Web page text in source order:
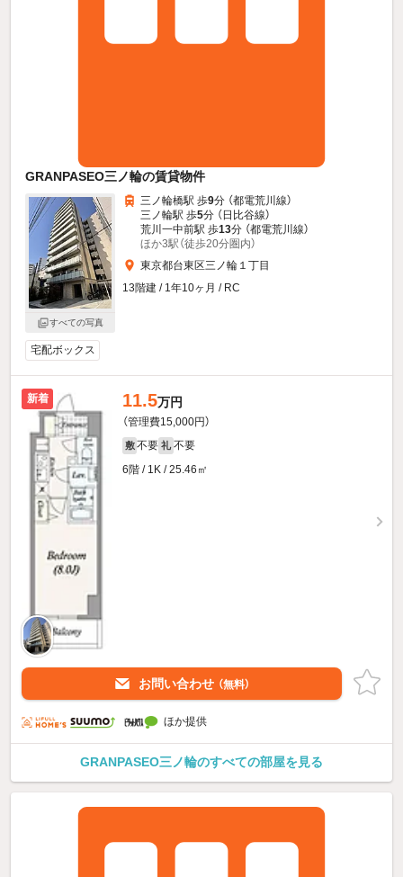
GRANPASEO三ノ輪の賃貸物件
すべての写真
三ノ輪橋駅 歩9分 （都電荒川線）
三ノ輪駅 歩5分 （日比谷線）
荒川一中前駅 歩13分 （都電荒川線）
ほか3駅（徒歩20分圏内）
東京都台東区三ノ輪１丁目
13階建 / 1年10ヶ月 / RC
宅配ボックス
新着 11.5万円
（管理費15,000円）
敷 不要 礼 不要
6階 / 1K / 25.46㎡
お問い合わせ （無料）
ほか提供
GRANPASEO三ノ輪のすべての部屋を見る